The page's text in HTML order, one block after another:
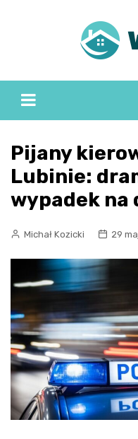
Pijany
Lubinie:
wypadek na
Michał Kozicki 29